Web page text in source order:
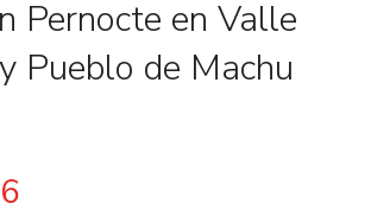
Pernocte en Valle
Pueblo de Machu